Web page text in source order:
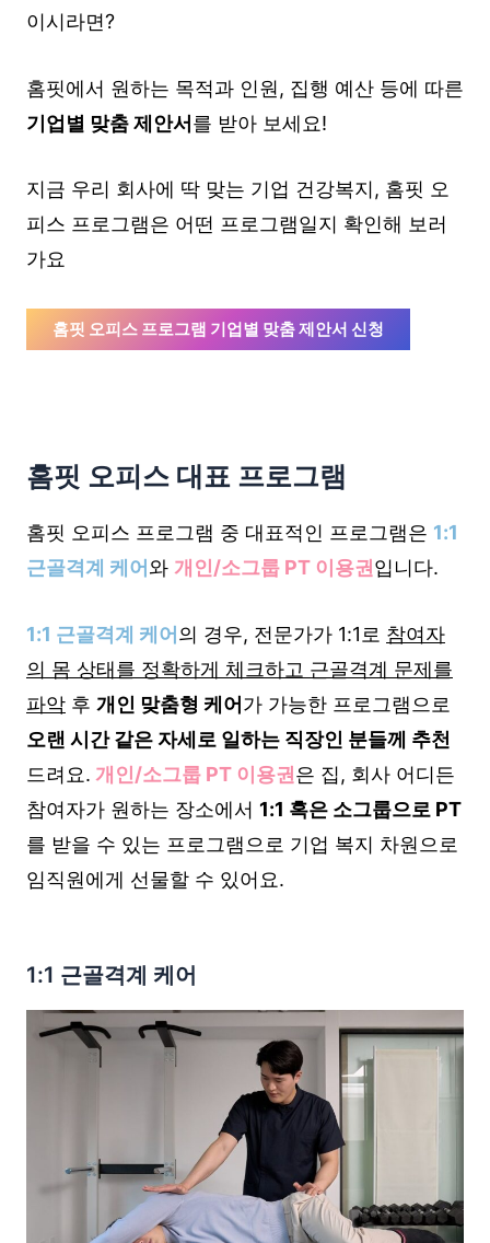
이시라면?
홈핏에서 원하는 목적과 인원, 집행 예산 등에 따른
기업별 맞춤 제안서를 받아 보세요!
지금 우리 회사에 딱 맞는 기업 건강복지, 홈핏 오
피스 프로그램은 어떤 프로그램일지 확인해 보러
가요
홈핏 오피스 프로그램 기업별 맞춤 제안서 신청
홈핏 오피스 대표 프로그램
홈핏 오피스 프로그램 중 대표적인 프로그램은 1:1
근골격계 케어 와 개인/소그룹 PT 이용권입니다.
1:1 근골격계 케어 의 경우, 전문가가 1:1로 참여자
의 몸 상태를 정확하게 체크하고 근골격계 문제를
파악 후 개인 맞춤형 케어 가 가능한 프로그램으로
오랜 시간 같은 자세로 일하는 직장인 분들께 추천
드려요. 개인/소그룹 PT 이용권 은 집, 회사 어디든
참여자가 원하는 장소에서 1:1 혹은 소그룹으로 PT
를 받을 수 있는 프로그램으로 기업 복지 차원으로
임직원에게 선물할 수 있어요.
1:1 근골격계 케어